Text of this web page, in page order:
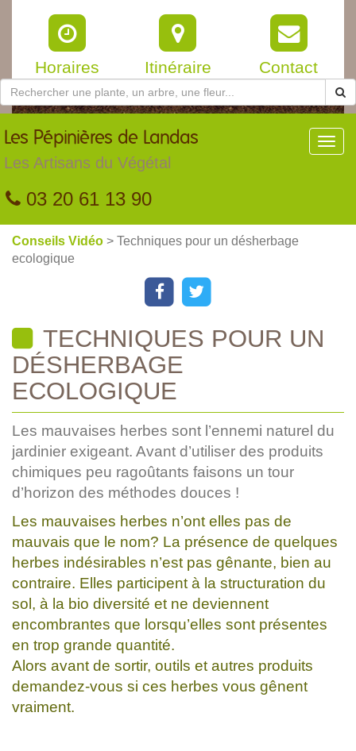
Horaires Itinéraire Contact
Les Pépinières de Landas
Les Artisans du Végétal
03 20 61 13 90
Conseils Vidéo > Techniques pour un désherbage
ecologique
TECHNIQUES POUR UN
DÉSHERBAGE
ECOLOGIQUE
Les mauvaises herbes sont l’ennemi naturel du
jardinier exigeant. Avant d’utiliser des produits
chimiques peu ragoûtants faisons un tour
d’horizon des méthodes douces !
Les mauvaises herbes n’ont elles pas de
mauvais que le nom? La présence de quelques
herbes indésirables n’est pas gênante, bien au
contraire. Elles participent à la structuration du
sol, à la bio diversité et ne deviennent
encombrantes que lorsqu’elles sont présentes
en trop grande quantité.
Alors avant de sortir, outils et autres produits
demandez-vous si ces herbes vous gênent
vraiment.